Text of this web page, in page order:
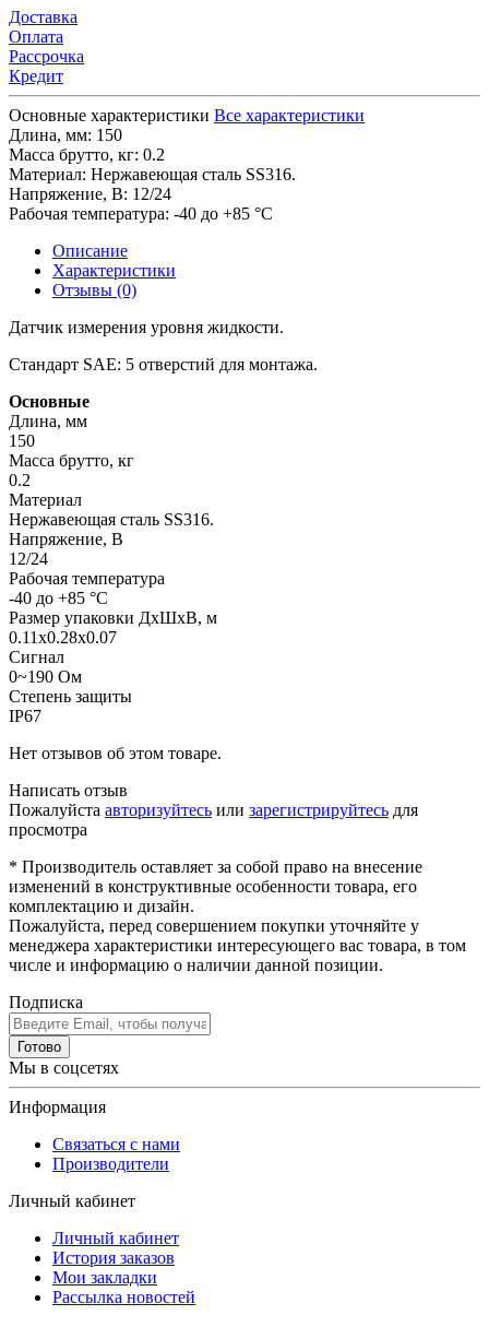
Доставка
Оплата
Рассрочка
Кредит
Основные характеристики Все характеристики
Длина, мм: 150
Масса брутто, кг: 0.2
Материал: Нержавеющая сталь SS316.
Напряжение, В: 12/24
Рабочая температура: -40 до +85 °C
Описание
Характеристики
Отзывы (0)
Датчик измерения уровня жидкости.
Стандарт SAE: 5 отверстий для монтажа.
Основные
Длина, мм
150
Масса брутто, кг
0.2
Материал
Нержавеющая сталь SS316.
Напряжение, В
12/24
Рабочая температура
-40 до +85 °C
Размер упаковки ДхШхВ, м
0.11x0.28x0.07
Сигнал
0~190 Ом
Степень защиты
IP67
Нет отзывов об этом товаре.
Написать отзыв
Пожалуйста авторизуйтесь или зарегистрируйтесь для
просмотра
* Производитель оставляет за собой право на внесение
изменений в конструктивные особенности товара, его
комплектацию и дизайн.
Пожалуйста, перед совершением покупки уточняйте у
менеджера характеристики интересующего вас товара, в том
числе и информацию о наличии данной позиции.
Подписка
Готово
Мы в соцсетях
Информация
Связаться с нами
Производители
Личный кабинет
Личный кабинет
История заказов
Мои закладки
Рассылка новостей